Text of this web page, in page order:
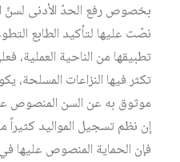
بخصوص رفع الحدّ الأدنى لسنّ
نصّت عليها لتأكيد الطابع
تطبيقها من الناحية العملية،
تكثر فيها النزاعات المسلحة،
موثوق به عن السن المنصوص
إن نظم تسجيل المواليد كثيراً